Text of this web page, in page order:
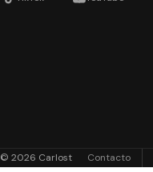
© 2026 Carlost Contacto